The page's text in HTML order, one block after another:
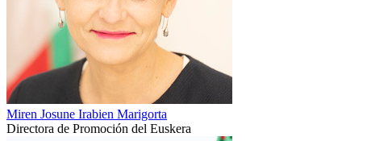
Miren Josune Irabien Marigorta
Directora de Promoción del Euskera